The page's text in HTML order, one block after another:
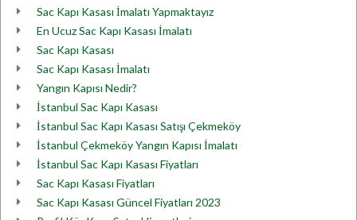
Sac Kapı Kasası İmalatı Yapmaktayız
En Ucuz Sac Kapı Kasası İmalatı
Sac Kapı Kasası
Sac Kapı Kasası İmalatı
Yangın Kapısı Nedir?
İstanbul Sac Kapı Kasası
İstanbul Sac Kapı Kasası Satışı Çekmeköy
İstanbul Çekmeköy Yangın Kapısı İmalatı
İstanbul Sac Kapı Kasası Fiyatları
Sac Kapı Kasası Fiyatları
Sac Kapı Kasası Güncel Fiyatları 2023